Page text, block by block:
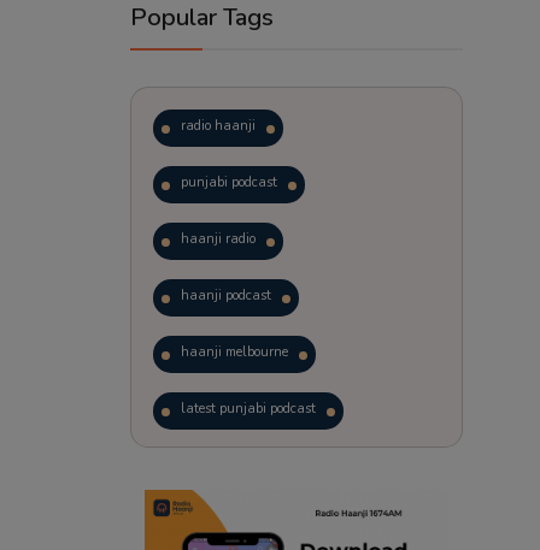
Popular Tags
radio haanji
punjabi podcast
haanji radio
haanji podcast
haanji melbourne
latest punjabi podcast
trending punjabi podcast